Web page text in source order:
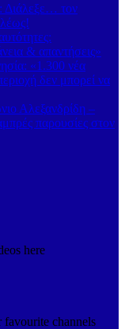
Διάλεξε… τον
& απαντήσεις»
«1.300 νέα
δεν μπορεί να
Αλεξανδρίδη –
παρουσίες στον
here
favourite channels